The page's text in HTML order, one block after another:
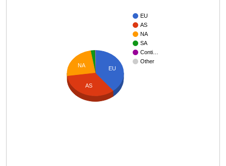
EU
AS
NA
SA
Conti…
Other
EU
NA
AS